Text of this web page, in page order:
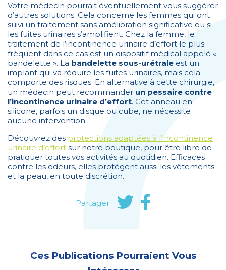
Votre médecin pourrait éventuellement vous suggérer
d’autres solutions. Cela concerne les femmes qui ont
suivi un traitement sans amélioration significative ou si
les fuites urinaires s’amplifient. Chez la femme, le
traitement de l’incontinence urinaire d’effort le plus
fréquent dans ce cas est un dispositif médical appelé «
bandelette ». La bandelette sous-urétrale est un
implant qui va réduire les fuites urinaires, mais cela
comporte des risques. En alternative à cette chirurgie,
un médecin peut recommander un pessaire contre
l’incontinence urinaire d’effort. Cet anneau en
silicone, parfois un disque ou cube, ne nécessite
aucune intervention.
Découvrez des protections adaptées à l’incontinence
urinaire d’effort sur notre boutique, pour être libre de
pratiquer toutes vos activités au quotidien. Efficaces
contre les odeurs, elles protègent aussi les vêtements
et la peau, en toute discrétion.
Partager
Ces Publications Pourraient Vous